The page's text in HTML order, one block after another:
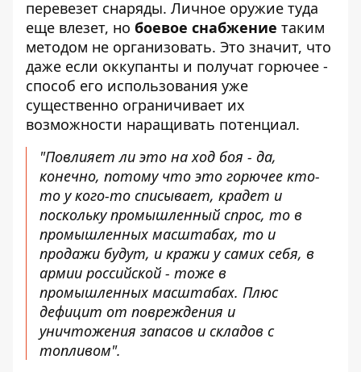
перевезет снаряды. Личное оружие туда
еще влезет, но боевое снабжение таким
методом не организовать. Это значит, что
даже если оккупанты и получат горючее -
способ его использования уже
существенно ограничивает их
возможности наращивать потенциал.
"Повлияет ли это на ход боя - да,
конечно, потому что это горючее кто-
то у кого-то списывает, крадет и
поскольку промышленный спрос, то в
промышленных масштабах, то и
продажи будут, и кражи у самих себя, в
армии российской - тоже в
промышленных масштабах. Плюс
дефицит от повреждения и
уничтожения запасов и складов с
топливом".